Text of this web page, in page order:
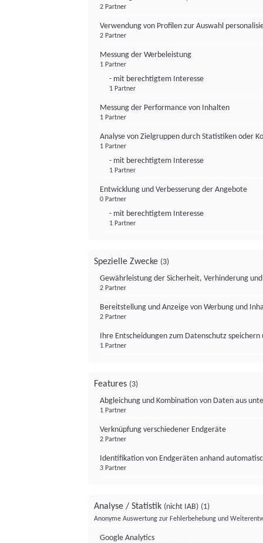
2 Partner
Verwendung von Profilen zur Auswahl
2 Partner
Messung der Werbeleistung
1 Partner
- mit berechtigtem Interesse
1 Partner
Messung der Performance von Inhalten
1 Partner
Analyse von Zielgruppen durch Statistiken oder
1 Partner
- mit berechtigtem Interesse
1 Partner
Entwicklung und Verbesserung der Angebote
0 Partner
- mit berechtigtem Interesse
1 Partner
Spezielle Zwecke (3)
Gewährleistung der Sicherheit, Verhinderung
2 Partner
Bereitstellung und Anzeige von Werbung und
2 Partner
Ihre Entscheidungen zum Datenschutz
1 Partner
Features (3)
Abgleichung und Kombination von Daten aus
1 Partner
Verknüpfung verschiedener Endgeräte
2 Partner
Identifikation von Endgeräten anhand
3 Partner
Analyse / Statistik (nicht IAB) (1)
Anonyme Auswertung zur Fehlerbehebung und
Google Analytics